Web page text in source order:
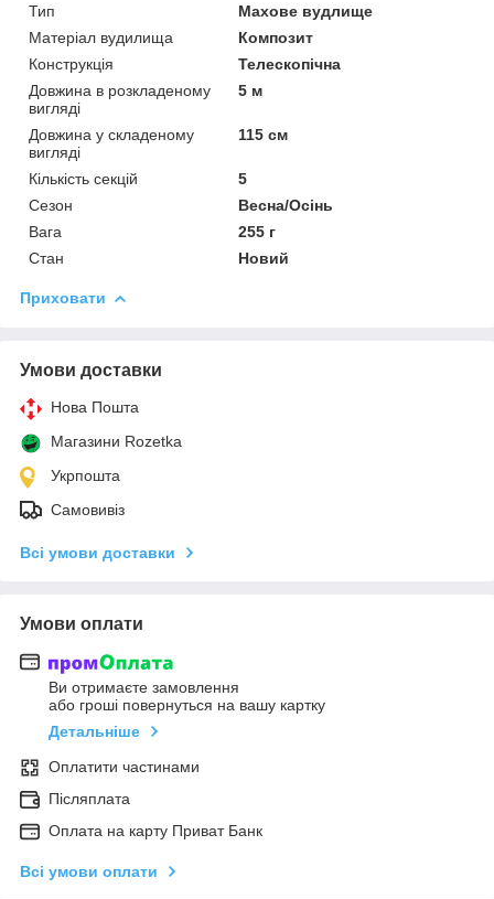
Тип
Махове вудлище
Матеріал вудилища
Композит
Конструкція
Телескопічна
Довжина в розкладеному
вигляді
5 м
Довжина у складеному
вигляді
115 см
Кількість секцій
5
Сезон
Весна/Осінь
Вага
255 г
Стан
Новий
Приховати
Умови доставки
Нова Пошта
Магазини Rozetka
Укрпошта
Самовивіз
Всі умови доставки
Умови оплати
Ви отримаєте замовлення
або гроші повернуться на вашу картку
Детальніше
Оплатити частинами
Післяплата
Оплата на карту Приват Банк
Всі умови оплати